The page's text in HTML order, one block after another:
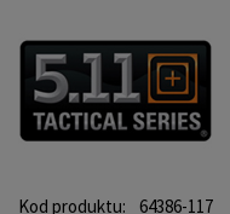
Kod produktu: 64386-117